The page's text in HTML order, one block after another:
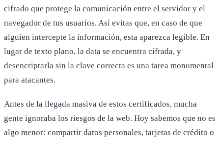
cifrado que protege la comunicación entre el servidor y el
navegador de tus usuarios. Así evitas que, en caso de que
alguien intercepte la información, esta aparezca legible. En
lugar de texto plano, la data se encuentra cifrada, y
desencriptarla sin la clave correcta es una tarea monumental
para atacantes.
Antes de la llegada masiva de estos certificados, mucha
gente ignoraba los riesgos de la web. Hoy sabemos que no es
algo menor: compartir datos personales, tarjetas de crédito o